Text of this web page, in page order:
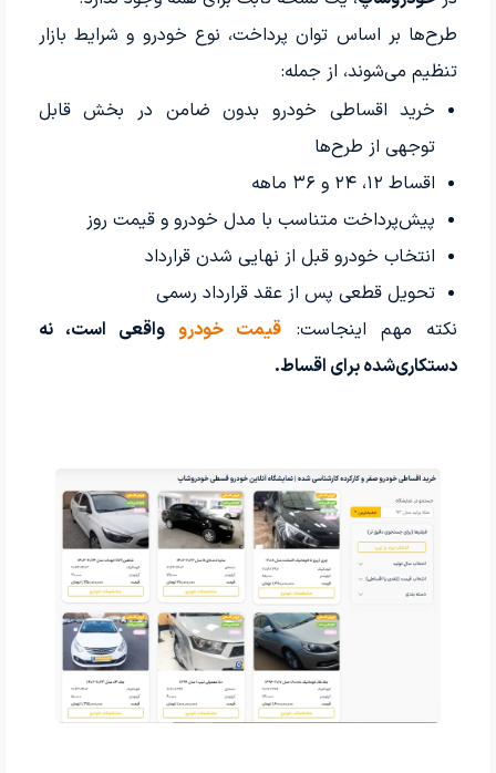
طرح‌ها بر اساس توان پرداخت، نوع خودرو و شرایط بازار
تنظیم می‌شوند، از جمله:
خرید اقساطی خودرو بدون ضامن در بخش قابل
توجهی از طرح‌ها
اقساط ۱۲، ۲۴ و ۳۶ ماهه
پیش‌پرداخت متناسب با مدل خودرو و قیمت روز
انتخاب خودرو قبل از نهایی شدن قرارداد
تحویل قطعی پس از عقد قرارداد رسمی
نکته مهم اینجاست: قیمت خودرو واقعی است، نه
دستکاری‌شده برای اقساط.